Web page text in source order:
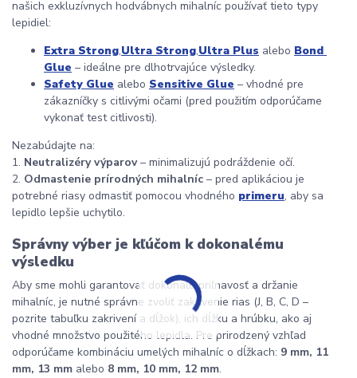
našich exkluzívnych hodvábnych mihalníc používať tieto typy
lepidiel:
Extra Strong,Ultra Strong,Ultra Plus alebo Bond
Glue – ideálne pre dlhotrvajúce výsledky.
Safety Glue alebo Sensitive Glue – vhodné pre
zákazníčky s citlivými očami (pred použitím odporúčame
vykonať test citlivosti).
Nezabúdajte na:
1. Neutralizéry výparov – minimalizujú podráždenie očí.
2. Odmastenie prírodných mihalníc – pred aplikáciou je
potrebné riasy odmastiť pomocou vhodného primeru, aby sa
lepidlo lepšie uchytilo.
Správny výber je kľúčom k dokonalému
výsledku
Aby sme mohli garantovať dokonalú priľnavosť a držanie
mihalníc, je nutné správne zvoliť zakrivenie rias (J, B, C, D –
pozrite tabuľku zakrivení a dĺžok), ich dĺžku a hrúbku, ako aj
vhodné množstvo použitého lepidla. Pre prirodzený vzhľad
odporúčame kombináciu umelých mihalníc o dĺžkach: 9 mm, 11
mm, 13 mm alebo 8 mm, 10 mm, 12 mm.